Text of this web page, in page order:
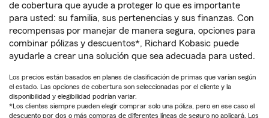
de cobertura que ayude a proteger lo que es importante
para usted: su familia, sus pertenencias y sus finanzas. Con
recompensas por manejar de manera segura, opciones para
combinar pólizas y descuentos*, Richard Kobasic puede
ayudarle a crear una solución que sea adecuada para usted.
Los precios están basados en planes de clasificación de primas que varían según
el estado. Las opciones de cobertura son seleccionadas por el cliente y la
disponibilidad y elegibilidad podrían variar.
*Los clientes siempre pueden elegir comprar solo una póliza, pero en ese caso el
descuento por dos o más compras de diferentes líneas de seguro no aplicará. Los